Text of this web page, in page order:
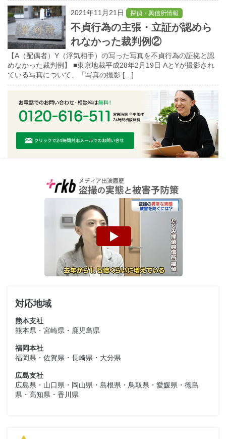
2021年11月21日 探偵・興信所情報
不貞行為の主張・立証が認めら
れなかった裁判例②
【A（配偶者）Y（浮気相手）の写った写真を不貞行為の証拠と認
めなかった裁判例】 ■東京地裁平成28年2月19日 AとYが撮影され
ている写真について、「写真の撮影 […]
対応地域
熊本支社
熊本県・宮崎県・鹿児島県
福岡本社
福岡県・佐賀県・長崎県・大分県
広島支社
広島県・山口県・岡山県・島根県・鳥取県・愛媛県・徳島
県・高知県・香川県